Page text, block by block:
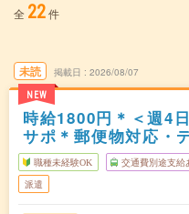
全 22件
未読
NEW
掲載日 2026/08/07
時給1800円＊＜週4
サポ＊郵便物対応・
職種未経験OK 交通費別途支給
派遣